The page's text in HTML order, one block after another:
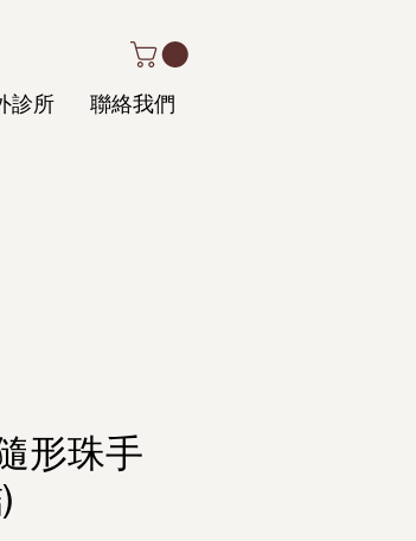
診所 聯絡我們
形珠手